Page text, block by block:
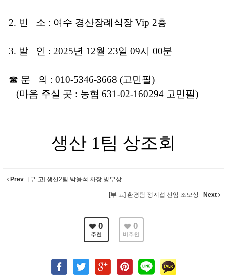
2. 빈 소 : 여수 경산장례식장 Vip 2층
3. 발 인 : 2025년 12월 23일 09시 00분
☎ 문 의 : 010-5346-3668 (고민필)
(마음 주실 곳 : 농협 631-02-160294 고민필)
생산 1팀 상조회
Prev [부 고] 생산2팀 박용석 차장 빙부상
[부 고] 환경팀 정지섭 선임 조모상 Next
0
추천
0
비추천